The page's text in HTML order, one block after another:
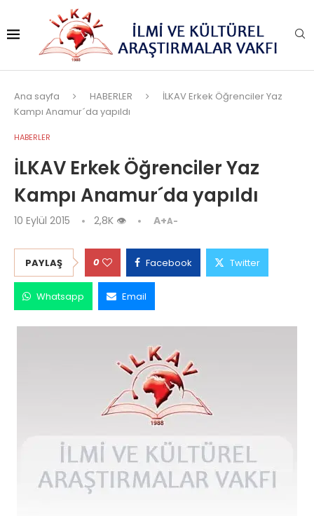
Ana sayfa HABERLER
İLKAV Erkek Öğrenciler Yaz
Kampı Anamur´da yapıldı
HABERLER
İLKAV Erkek Öğrenciler Yaz
Kampı Anamur´da yapıldı
10 Eylül 2015 2,8K 👁 A+A-
PAYLAŞ 0 Facebook Twitter
Whatsapp Email